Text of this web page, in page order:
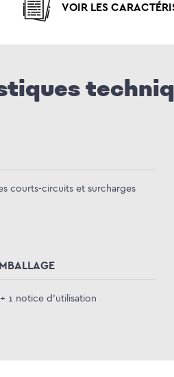
VOIR LES
courts-circuits et surcharges
1 notice d'utilisation